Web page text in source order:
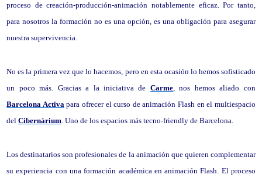
proceso de creación-producción-animación notablemente eficaz. Por tanto,
para nosotros la formación no es una opción, es una obligación para asegurar
nuestra supervivencia.
No es la primera vez que lo hacemos, pero en esta ocasión lo hemos sofisticado
un poco más. Gracias a la iniciativa de Carme, nos hemos aliado con
Barcelona Activapara ofrecer el curso de animación Flash en el multiespacio
delCibernàrium. Uno de los espacios más tecno-friendly de Barcelona.
Los destinatarios son profesionales de la animación que quieren complementar
su experiencia con una formación académica en animación Flash. El proceso